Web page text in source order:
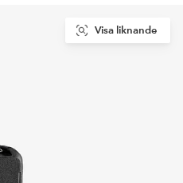
Visa liknande